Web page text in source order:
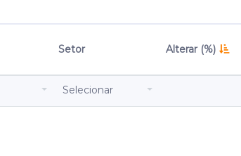
Setor Alterar (%)
Selecionar